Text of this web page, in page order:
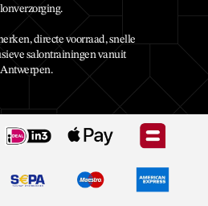
directe voorraad, snelle
salontrainingen vanuit
Antwerpen.